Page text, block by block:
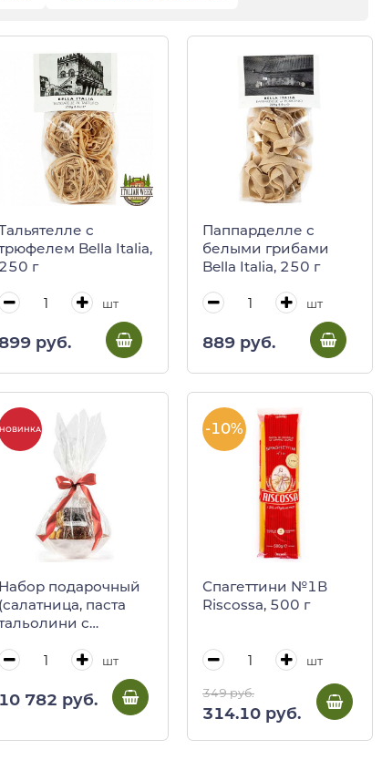
с
Bella Italia,
250 г
шт
899 руб.
Паппарделле с
белыми грибами
Bella Italia, 250 г
шт
889 руб.
НОВИНКА
Набор подарочный
(салатница, паста
с
с
тальятелле яичная)
шт
10 782 руб.
-10%
Спагеттини №1В
Riscossa, 500 г
шт
349 руб.
314.10 руб.